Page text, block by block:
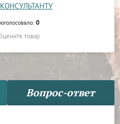
0
товар
Вопрос-ответ